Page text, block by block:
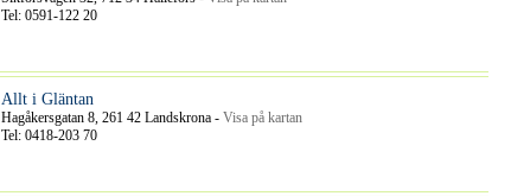
Tel: 0591-122 20
Allt i Gläntan
Hagåkersgatan 8, 261 42 Landskrona - Visa på kartan
Tel: 0418-203 70